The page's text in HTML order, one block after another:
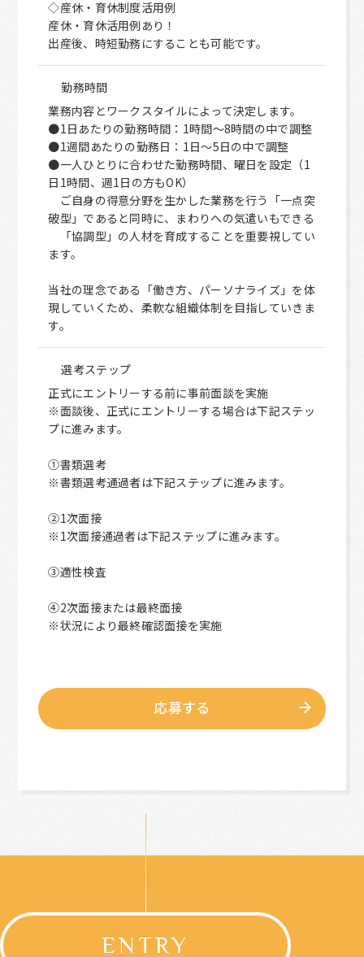
◇産休・育休制度活用例
産休・育休活用例あり！
出産後、時短勤務にすることも可能です。
勤務時間
業務内容とワークスタイルによって決定します。
●1日あたりの勤務時間：1時間～8時間の中で調整
●1週間あたりの勤務日：1日～5日の中で調整
●一人ひとりに合わせた勤務時間、曜日を設定（1
日1時間、週1日の方もOK）
ご自身の得意分野を生かした業務を行う「一点突
破型」であると同時に、まわりへの気遣いもできる
「協調型」の人材を育成することを重要視してい
ます。
当社の理念である「働き方、パーソナライズ」を体
現していくため、柔軟な組織体制を目指していきま
す。
選考ステップ
正式にエントリーする前に事前面談を実施
※面談後、正式にエントリーする場合は下記ステッ
プに進みます。
①書類選考
※書類選考通過者は下記ステップに進みます。
②1次面接
※1次面接通過者は下記ステップに進みます。
③適性検査
④2次面接または最終面接
※状況により最終確認面接を実施
応募する
ENTRY